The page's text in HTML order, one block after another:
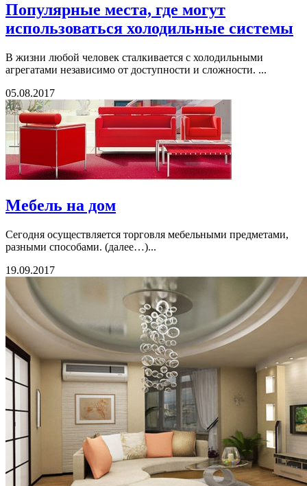
Популярные места, где могут
использоваться холодильные системы
В жизни любой человек сталкивается с холодильными
агрегатами независимо от доступности и сложности. ...
05.08.2017
Мебель на дом
Сегодня осуществляется торговля мебельными предметами,
разными способами. (далее…)...
19.09.2017